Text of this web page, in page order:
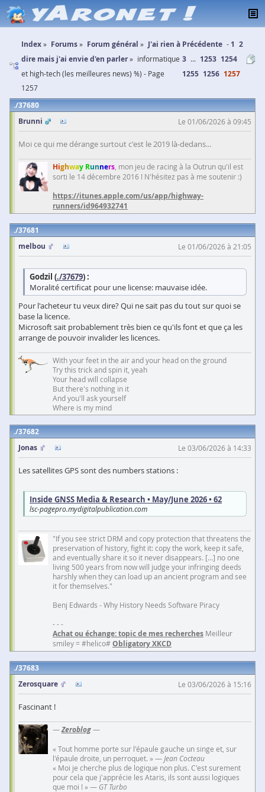
Index Forums Forum général
J'ai rien à
dire mais j'ai envie d'en parler
informatique
et high-tech (les meilleures news) %) - Page
1257
Précédente 1 2
3 ... 1253 1254
1255 1256 1257
37680
Brunni
Le 01/06/2026 à 09:45
Moi ce qui me dérange surtout c'est le 2019 là-dedans...
Highway Runners , mon jeu de racing à la Outrun qu'il est
sorti le 14 décembre 2016 ! N'hésitez pas à me soutenir :)
https://itunes.apple.com/us/app/highway-
runners/id964932741
37681
melbou
Le 01/06/2026 à 21:05
Godzil (./37679) :
Moralité certificat pour une license: mauvaise idée.
Pour l'acheteur tu veux dire? Qui ne sait pas du tout sur quoi se
base la licence.
Microsoft sait probablement très bien ce qu'ils font et que ça les
arrange de pouvoir invalider les licences.
With your feet in the air and your head on the ground
Try this trick and spin it, yeah
Your head will collapse
But there's nothing in it
And you'll ask yourself
Where is my mind
37682
Jonas
Le 03/06/2026 à 14:33
Les satellites GPS sont des numbers stations :
Inside GNSS Media & Research • May/June 2026 • 62
lsc-pagepro.mydigitalpublication.com
"If you see strict DRM and copy protection that threatens the
preservation of history, fight it: copy the work, keep it safe,
and eventually share it so it never disappears. [...] no one
living 500 years from now will judge your infringing deeds
harshly when they can load up an ancient program and see
it for themselves."
Benj Edwards - Why History Needs Software Piracy
- - -
Achat ou échange: topic de mes recherches Meilleur
smiley = #helico#Obligatory XKCD
37683
Zerosquare
Le 03/06/2026 à 15:16
Fascinant !
—Zeroblog—
« Tout homme porte sur l'épaule gauche un singe et, sur
l'épaule droite, un perroquet. » — Jean Cocteau
« Moi je cherche plus de logique non plus. C'est surement
pour cela que j'apprécie les Ataris, ils sont aussi logiques
que moi ! » — GT Turbo